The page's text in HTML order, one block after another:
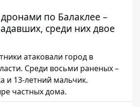
по Балаклее –
среди них двое
атаковали город в
Среди восьми раненых –
и 13-летний мальчик.
частных дома.